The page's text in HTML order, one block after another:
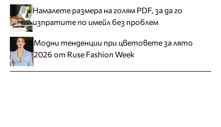
Намалете размера на голям PDF, за да го
изпратите по имейл без проблем
Модни тенденции при цветовете за лято
2026 от Ruse Fashion Week